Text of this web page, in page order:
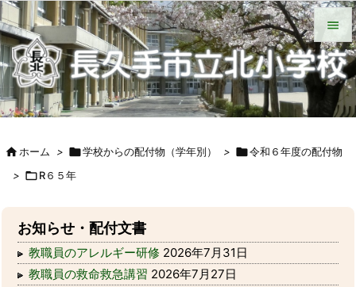


メニュ

サイド
前へ
検索
HOME 北小について 今日の北小 緊急時の対応
各種説明会
ＰＴＡ手帳（Web版）
ＰＴＡの窓
いじめ防止基本方針
学校からの配付物（学年別）
タブレット端末wifi接続手段
ホーム > 学校からの配付物（学年別） > 令和６年度の配付物
> R６５年
お知らせ・配付文書
教職員のアレルギー研修 2026年7月31日
教職員の救命救急講習 2026年7月27日